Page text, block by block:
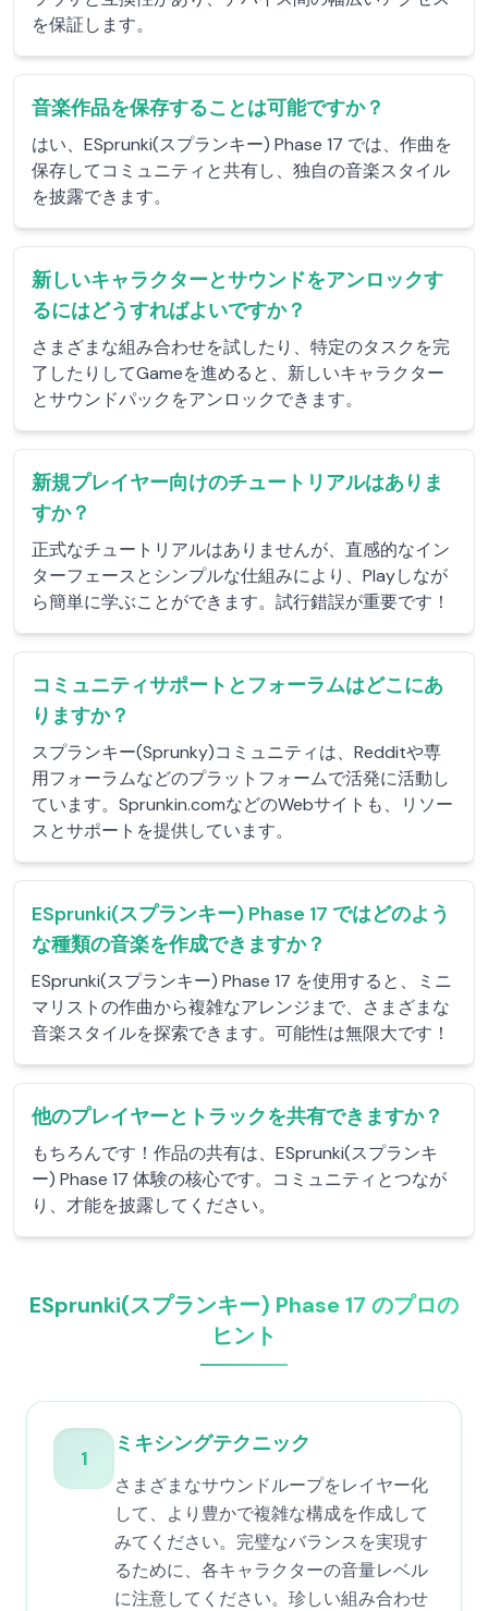
を保証します。
音楽作品を保存することは可能ですか？
はい、ESprunki(スプランキー) Phase 17 では、作曲を
保存してコミュニティと共有し、独自の音楽スタイル
を披露できます。
新しいキャラクターとサウンドをアンロックす
るにはどうすればよいですか？
さまざまな組み合わせを試したり、特定のタスクを完
了したりしてGameを進めると、新しいキャラクター
とサウンドパックをアンロックできます。
新規プレイヤー向けのチュートリアルはありま
すか？
正式なチュートリアルはありませんが、直感的なイン
ターフェースとシンプルな仕組みにより、Playしなが
ら簡単に学ぶことができます。試行錯誤が重要です！
コミュニティサポートとフォーラムはどこにあ
りますか？
スプランキー(Sprunky)コミュニティは、Redditや専
用フォーラムなどのプラットフォームで活発に活動し
ています。Sprunkin.comなどのWebサイトも、リソー
スとサポートを提供しています。
ESprunki(スプランキー) Phase 17 ではどのよう
な種類の音楽を作成できますか？
ESprunki(スプランキー) Phase 17 を使用すると、ミニ
マリストの作曲から複雑なアレンジまで、さまざまな
音楽スタイルを探索できます。可能性は無限大です！
他のプレイヤーとトラックを共有できますか？
もちろんです！作品の共有は、ESprunki(スプランキ
ー) Phase 17 体験の核心です。コミュニティとつなが
り、才能を披露してください。
ESprunki(スプランキー) Phase 17 のプロの
ヒント
1
ミキシングテクニック
さまざまなサウンドループをレイヤー化
して、より豊かで複雑な構成を作成して
みてください。完璧なバランスを実現す
るために、各キャラクターの音量レベル
に注意してください。珍しい組み合わせ